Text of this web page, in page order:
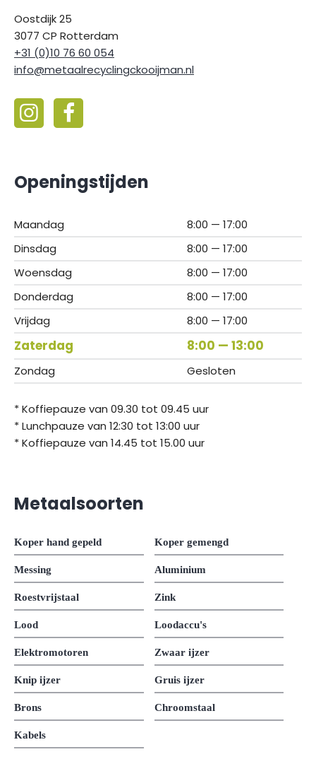
Oostdijk 25
3077 CP Rotterdam
+31 (0)10 76 60 054
info@metaalrecyclingckooijman.nl
Openingstijden
Maandag
8:00 — 17:00
Dinsdag
8:00 — 17:00
Woensdag
8:00 — 17:00
Donderdag
8:00 — 17:00
Vrijdag
8:00 — 17:00
Zaterdag 8:00 — 13:00
Zondag Gesloten
* Koffiepauze van 09.30 tot 09.45 uur
* Lunchpauze van 12:30 tot 13:00 uur
* Koffiepauze van 14.45 tot 15.00 uur
Metaalsoorten
Koper hand gepeld Koper gemengd
Messing Aluminium
Roestvrijstaal Zink
Lood Loodaccu's
Elektromotoren Zwaar ijzer
Knip ijzer Gruis ijzer
Brons Chroomstaal
Kabels